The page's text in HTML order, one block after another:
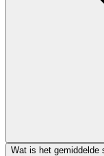
Wat is het gemiddelde